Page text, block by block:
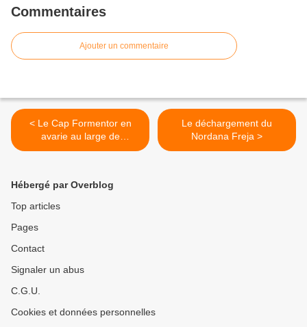
Commentaires
Ajouter un commentaire
< Le Cap Formentor en
avarie au large de
Cherbourg va être
Le déchargement du
Nordana Freja >
Hébergé par Overblog
Top articles
Pages
Contact
Signaler un abus
C.G.U.
Cookies et données personnelles